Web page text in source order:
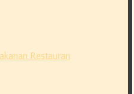
Restauran